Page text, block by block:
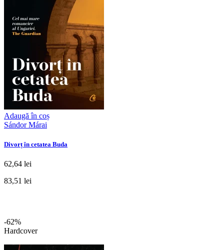
Adaugă în coș
Sándor Márai
Divorț în cetatea Buda
62,64 lei
83,51 lei
-62%
Hardcover